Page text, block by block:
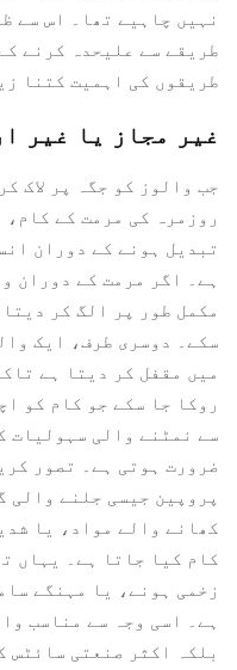
نہیں چاہیے تھا۔ اس سے
طریقے سے علیحدہ کرنے
طریقوں کی اہمیت کتنا
غیر مجاز یا غیر
جب والوز کو جگہ پر لاک
روزمرہ کی مرمت کے
تبدیل ہونے کے دوران
ہے۔ اگر مرمت کے دوران
مکمل طور پر الگ کر
سکے۔ دوسری طرف، ایک
میں مقفل کر دیتا ہے
روکا جا سکے جو کام کو
سے نمٹنے والی سہولیات
ضرورت ہوتی ہے۔ تصور
پروپین جیسی جلنے والی
کھانے والے مواد، یا
کام کیا جاتا ہے۔ یہاں
زخمی ہونے، یا مہنگے
ہے۔ اسی وجہ سے مناسب
بلکہ اکثر صنعتی سائٹس